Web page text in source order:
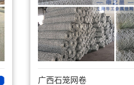
广西石笼网卷